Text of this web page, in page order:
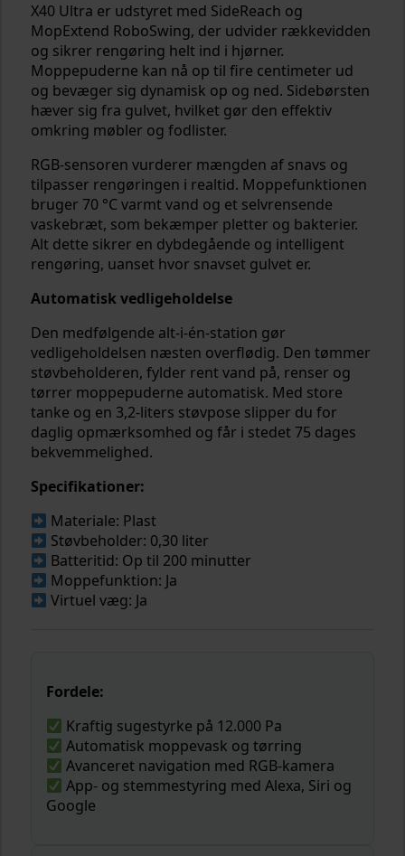
X40 Ultra er udstyret med SideReach og
MopExtend RoboSwing, der udvider rækkevidden
og sikrer rengøring helt ind i hjørner.
Moppepuderne kan nå op til fire centimeter ud
og bevæger sig dynamisk op og ned. Sidebørsten
hæver sig fra gulvet, hvilket gør den effektiv
omkring møbler og fodlister.
RGB-sensoren vurderer mængden af snavs og
tilpasser rengøringen i realtid. Moppefunktionen
bruger 70 °C varmt vand og et selvrensende
vaskebræt, som bekæmper pletter og bakterier.
Alt dette sikrer en dybdegående og intelligent
rengøring, uanset hvor snavset gulvet er.
Automatisk vedligeholdelse
Den medfølgende alt-i-én-station gør
vedligeholdelsen næsten overflødig. Den tømmer
støvbeholderen, fylder rent vand på, renser og
tørrer moppepuderne automatisk. Med store
tanke og en 3,2-liters støvpose slipper du for
daglig opmærksomhed og får i stedet 75 dages
bekvemmelighed.
Specifikationer:
Materiale: Plast
Støvbeholder: 0,30 liter
Batteritid: Op til 200 minutter
Moppefunktion: Ja
Virtuel væg: Ja
Fordele:
Kraftig sugestyrke på 12.000 Pa
Automatisk moppevask og tørring
Avanceret navigation med RGB-kamera
App- og stemmestyring med Alexa, Siri og
Google